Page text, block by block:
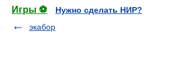
Игры ⚽
Нужно сделать НИР?
экабор